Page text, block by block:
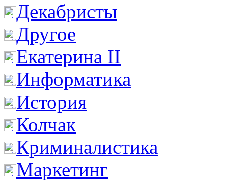
Декабристы
Другое
Екатерина II
Информатика
История
Колчак
Криминалистика
Маркетинг